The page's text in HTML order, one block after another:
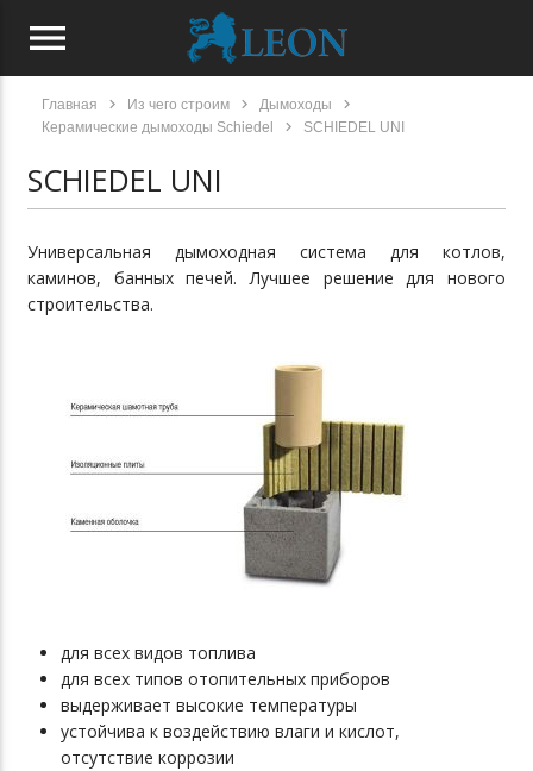
menu
Главная chevron_right Из чего строим chevron_right Дымоходы chevron_right
Керамические дымоходы Schiedel chevron_right SCHIEDEL UNI
SCHIEDEL UNI
Универсальная дымоходная система для котлов,
каминов, банных печей. Лучшее решение для нового
строительства.
для всех видов топлива
для всех типов отопительных приборов
выдерживает высокие температуры
устойчива к воздействию влаги и кислот,
отсутствие коррозии